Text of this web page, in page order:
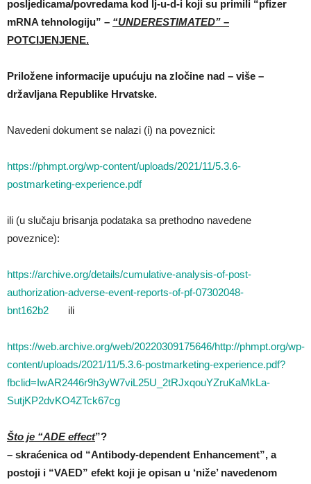
posljedicama/povredama kod lj-u-d-i koji su primili “pfizer
mRNA tehnologiju” – “UNDERESTIMATED” –
POTCIJENJENE.
Priložene informacije upućuju na zločine nad – više –
državljana Republike Hrvatske.
Navedeni dokument se nalazi (i) na poveznici:
https://phmpt.org/wp-content/uploads/2021/11/5.3.6-
postmarketing-experience.pdf
ili (u slučaju brisanja podataka sa prethodno navedene
poveznice):
https://archive.org/details/cumulative-analysis-of-post-
authorization-adverse-event-reports-of-pf-07302048-
bnt162b2 ili
https://web.archive.org/web/20220309175646/http://phmpt.org/wp-
content/uploads/2021/11/5.3.6-postmarketing-experience.pdf?
fbclid=IwAR2446r9h3yW7viL25U_2tRJxqouYZruKaMkLa-
SutjKP2dvKO4ZTck67cg
Što je “ADE effect”?
– skraćenica od “Antibody-dependent Enhancement”, a
postoji i “VAED” efekt koji je opisan u ‘niže’ navedenom